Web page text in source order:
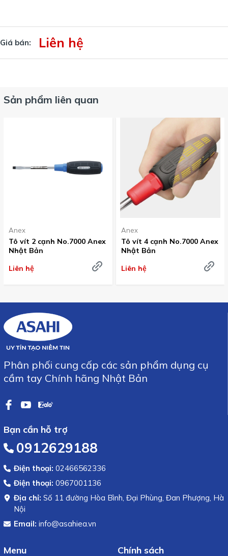
Giá bán: Liên hệ
Sản phẩm liên quan
Anex
Tô vít 2 cạnh No.7000 Anex
Nhật Bản
Liên hệ
Anex
Tô vít 4 cạnh No.7000 Anex
Nhật Bản
Liên hệ
Phân phối cung cấp các sản phẩm dụng cụ
cầm tay Chính hãng Nhật Bản
Bạn cần hỗ trợ
0912629188
Điện thoại: 02466562336
Điện thoại: 0967001136
Địa chỉ: Số 11 đường Hòa Bình, Đại Phùng, Đan Phượng, Hà
Nội
Email: info@asahiea.vn
Menu Chính sách